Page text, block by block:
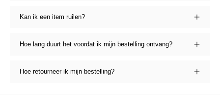
Kan ik een item ruilen?
Hoe lang duurt het voordat ik mijn bestelling ontvang?
Hoe retourneer ik mijn bestelling?